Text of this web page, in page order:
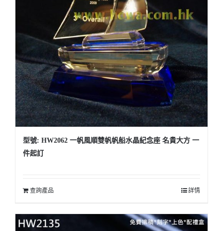
型號: HW2062 一帆風順雙帆帆船水晶紀念座 名貴大方 一
件起訂
查詢產品 詳情